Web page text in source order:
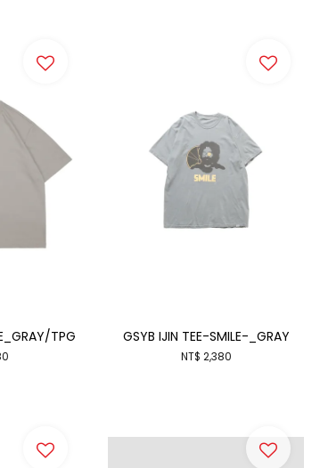
TPG GSYB IJIN TEE-SMILE-_GRAY
NT$ 2,380